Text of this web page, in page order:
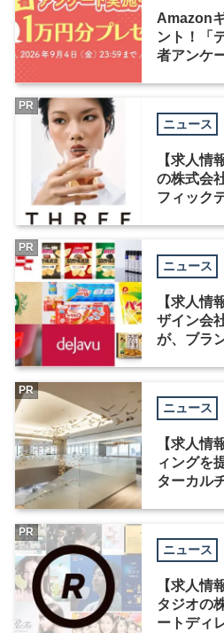
Amazon
ント！「
者アンケ
ニュース
【求人情
の株式会
フィック
PR
ニュース
【求人情
ザイン会
が、ブラ
PR
ニュース
【求人情
ィングを
ターカル
PR
ニュース
【求人情
タジオの
ートディ
PR